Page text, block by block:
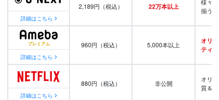
詳細はこちら
2,189円（税込） 22万本以上
揃う
詳細はこちら
960円（税込） 5,000本以上
オリ
ティ
詳細はこちら
880円（税込） 非公開
オリ
質＆